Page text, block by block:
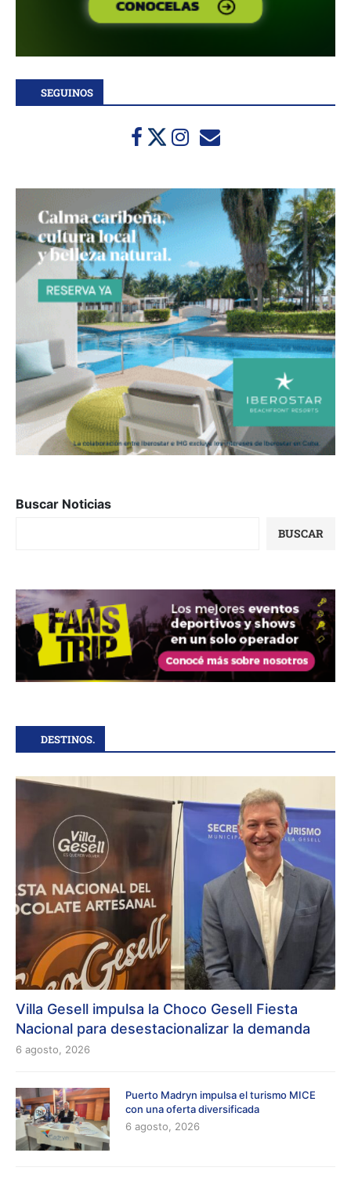
SEGUINOS
Buscar Noticias
BUSCAR
DESTINOS.
Villa Gesell impulsa la Choco Gesell Fiesta
Nacional para desestacionalizar la demanda
6 agosto, 2026
Puerto Madryn impulsa el turismo MICE
con una oferta diversificada
6 agosto, 2026